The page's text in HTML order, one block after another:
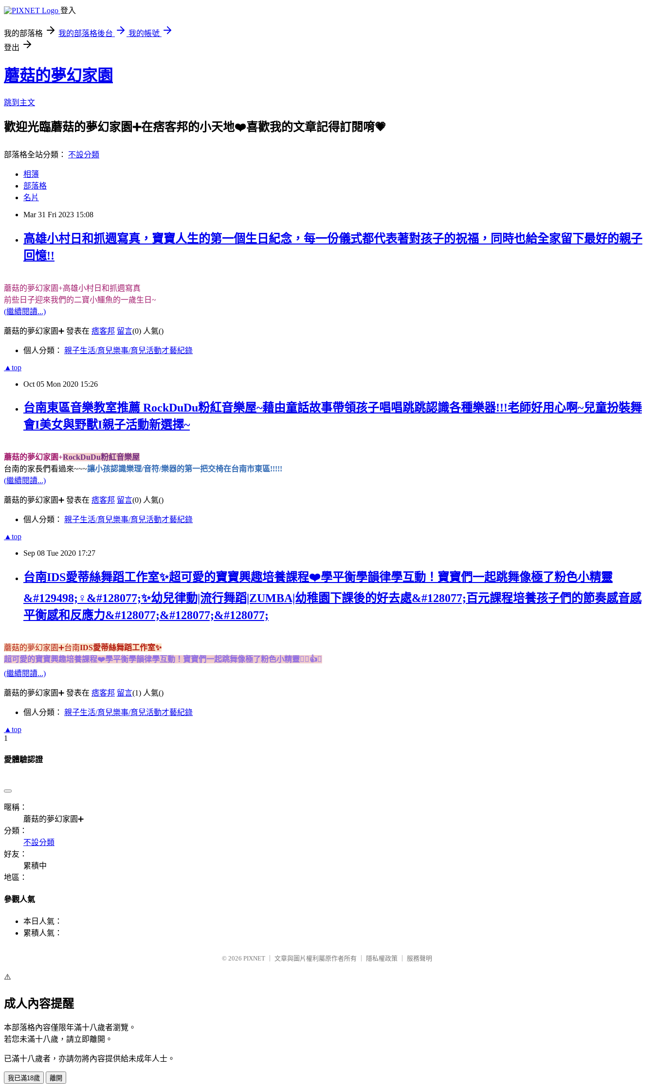
登入
我的部落格 我的部落格後台
我的帳號
登出
蘑菇的夢幻家園
跳到主文
歡迎光臨蘑菇的夢幻家園➕在痞客邦的小天地❤️喜歡我的文章記得訂閱唷💗
部落格全站分類： 不設分類
相簿
部落格
名片
Mar 31 Fri 2023 15:08
高雄小村日和抓週寫真，寶寶人生的第一個生日紀念，每一份儀式都代表著對孩子的祝福，同時也給全家留下最好的親子
回憶!!
蘑菇的夢幻家園+高雄小村日和抓週寫真
前些日子迎來我們的二寶小鱷魚的一歲生日~
(繼續閱讀...)
蘑菇的夢幻家園➕ 發表在 痞客邦 留言(0) 人氣()
個人分類： 親子生活/育兒樂事/育兒活動才藝紀錄
▲top
Oct 05 Mon 2020 15:26
台南東區音樂教室推薦 RockDuDu粉紅音樂屋~藉由童話故事帶領孩子唱唱跳跳認識各種樂器!!!老師好用心啊~兒童扮裝舞
會I美女與野獸I親子活動新選擇~
蘑菇的夢幻家園+RockDuDu粉紅音樂屋
台南的家長們看過來~~~讓小孩認識樂理/音符/樂器的第一把交椅在台南市東區!!!!!
(繼續閱讀...)
蘑菇的夢幻家園➕ 發表在 痞客邦 留言(0) 人氣()
個人分類： 親子生活/育兒樂事/育兒活動才藝紀錄
▲top
Sep 08 Tue 2020 17:27
台南IDS愛蒂絲舞蹈工作室✨超可愛的寶寶興趣培養課程❤️學平衡學韻律學互動！寶寶們一起跳舞像極了粉色小精靈
&#129498;‍♀️&#128077;✨幼兒律動|流行舞蹈|ZUMBA|幼稚園下課後的好去處&#128077;百元課程培養孩子們的節奏感音感
平衡感和反應力&#128077;&#128077;&#128077;
蘑菇的夢幻家園➕台南IDS愛蒂絲舞蹈工作室✨
超可愛的寶寶興趣培養課程❤️學平衡學韻律學互動！寶寶們一起跳舞像極了粉色小精靈🧚‍♀️👍✨
(繼續閱讀...)
蘑菇的夢幻家園➕ 發表在 痞客邦 留言(1) 人氣()
個人分類： 親子生活/育兒樂事/育兒活動才藝紀錄
▲top
1
愛體驗認證
暱稱：
蘑菇的夢幻家園➕
分類：
不設分類
好友：
累積中
地區：
參觀人氣
本日人氣：
累積人氣：
© 2026 PIXNET 文章與圖片權利屬原作者所有 隱私權政策 服務聲明
⚠️
成人內容提醒
本部落格內容僅限年滿十八歲者瀏覽。
若您未滿十八歲，請立即離開。
已滿十八歲者，亦請勿將內容提供給未成年人士。
我已滿18歲 離開